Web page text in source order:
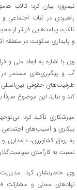
نیمروز» بیان کرد: تالاب
راهبردی در ثبات
تالاب، پیامدهایی فراتر
و پایداری سکونت در منطقه
وی با اشاره به ابعاد ملی و
آب و پیگیری‌های مستمر
ظرفیت‌های حقوقی بین‌المللی
کند و نباید این موضوع
میرشکاری تأکید کرد:
بیکاری و آسیب‌های اجتماعی
به رونق کشاورزی،
نسبت به کارآمدی
وی خاطرنشان کرد: مدیریت
نهادهای محلی و مشارکت